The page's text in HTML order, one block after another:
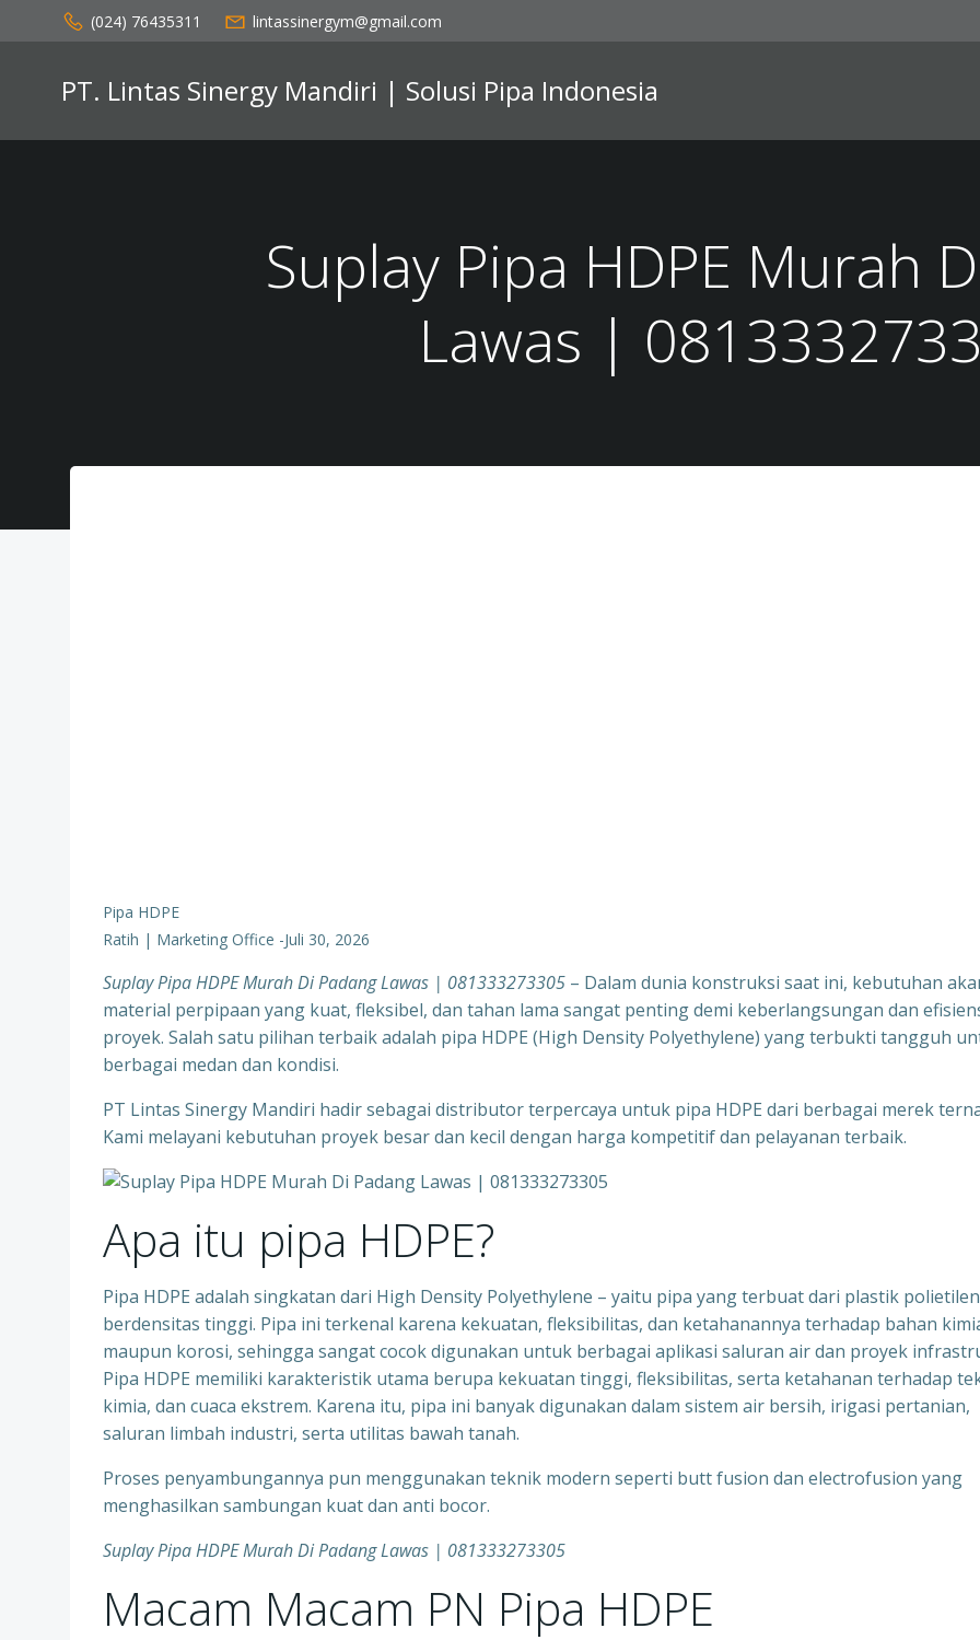
to
(024) 76435311 lintassinergym@gmail.com
PT. Lintas Sinergy Mandiri | Solusi Pipa Indonesia
Suplay Pipa HDPE Murah
Lawas |
Pipa HDPE
Ratih | Marketing Office -Juli 30, 2026
Suplay Pipa HDPE Murah Di Padang Lawas | 081333273305 – Dalam dunia konstruksi saat ini, kebutuhan
material perpipaan yang kuat, fleksibel, dan tahan lama sangat penting demi keberlangsungan dan
proyek. Salah satu pilihan terbaik adalah pipa HDPE (High Density Polyethylene) yang terbukti tangguh
berbagai medan dan kondisi.
PT Lintas Sinergy Mandiri hadir sebagai distributor terpercaya untuk pipa HDPE dari berbagai merek
Kami melayani kebutuhan proyek besar dan kecil dengan harga kompetitif dan pelayanan terbaik.
Apa itu pipa HDPE?
Pipa HDPE adalah singkatan dari High Density Polyethylene – yaitu pipa yang terbuat dari plastik
berdensitas tinggi. Pipa ini terkenal karena kekuatan, fleksibilitas, dan ketahanannya terhadap bahan
maupun korosi, sehingga sangat cocok digunakan untuk berbagai aplikasi saluran air dan proyek
Pipa HDPE memiliki karakteristik utama berupa kekuatan tinggi, fleksibilitas, serta ketahanan terhadap
kimia, dan cuaca ekstrem. Karena itu, pipa ini banyak digunakan dalam sistem air bersih, irigasi pertanian,
saluran limbah industri, serta utilitas bawah tanah.
Proses penyambungannya pun menggunakan teknik modern seperti butt fusion dan electrofusion yang
menghasilkan sambungan kuat dan anti bocor.
Suplay Pipa HDPE Murah Di Padang Lawas | 081333273305
Macam Macam PN Pipa HDPE